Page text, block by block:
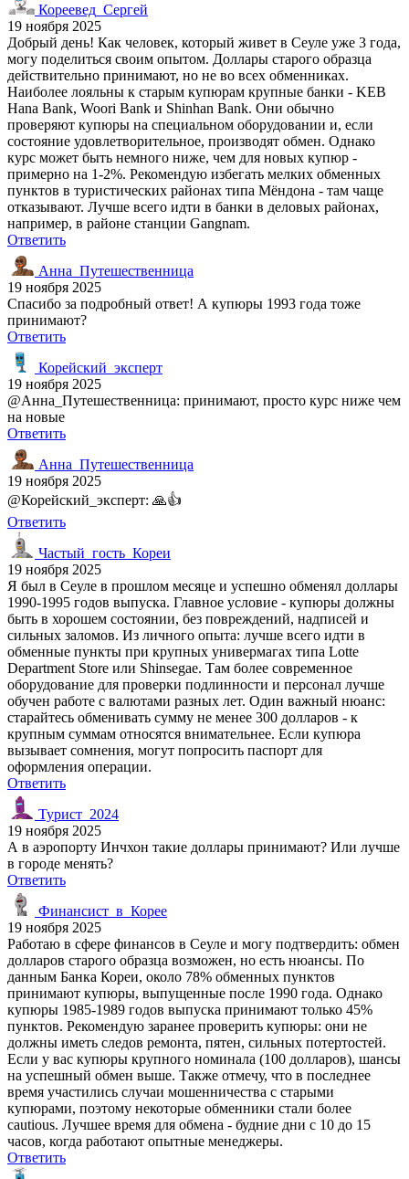
Кореевед_Сергей
19 ноября 2025
Добрый день! Как человек, который живет в Сеуле уже 3 года,
могу поделиться своим опытом. Доллары старого образца
действительно принимают, но не во всех обменниках.
Наиболее лояльны к старым купюрам крупные банки - KEB
Hana Bank, Woori Bank и Shinhan Bank. Они обычно
проверяют купюры на специальном оборудовании и, если
состояние удовлетворительное, производят обмен. Однако
курс может быть немного ниже, чем для новых купюр -
примерно на 1-2%. Рекомендую избегать мелких обменных
пунктов в туристических районах типа Мёндона - там чаще
отказывают. Лучше всего идти в банки в деловых районах,
например, в районе станции Gangnam.
Ответить
Анна_Путешественница
19 ноября 2025
Спасибо за подробный ответ! А купюры 1993 года тоже
принимают?
Ответить
Корейский_эксперт
19 ноября 2025
@Анна_Путешественница: принимают, просто курс ниже чем
на новые
Ответить
Анна_Путешественница
19 ноября 2025
@Корейский_эксперт: 🙏👍
Ответить
Частый_гость_Кореи
19 ноября 2025
Я был в Сеуле в прошлом месяце и успешно обменял доллары
1990-1995 годов выпуска. Главное условие - купюры должны
быть в хорошем состоянии, без повреждений, надписей и
сильных заломов. Из личного опыта: лучше всего идти в
обменные пункты при крупных универмагах типа Lotte
Department Store или Shinsegae. Там более современное
оборудование для проверки подлинности и персонал лучше
обучен работе с валютами разных лет. Один важный нюанс:
старайтесь обменивать сумму не менее 300 долларов - к
крупным суммам относятся внимательнее. Если купюра
вызывает сомнения, могут попросить паспорт для
оформления операции.
Ответить
Турист_2024
19 ноября 2025
А в аэропорту Инчхон такие доллары принимают? Или лучше
в городе менять?
Ответить
Финансист_в_Корее
19 ноября 2025
Работаю в сфере финансов в Сеуле и могу подтвердить: обмен
долларов старого образца возможен, но есть нюансы. По
данным Банка Кореи, около 78% обменных пунктов
принимают купюры, выпущенные после 1990 года. Однако
купюры 1985-1989 годов выпуска принимают только 45%
пунктов. Рекомендую заранее проверить купюры: они не
должны иметь следов ремонта, пятен, сильных потертостей.
Если у вас купюры крупного номинала (100 долларов), шансы
на успешный обмен выше. Также отмечу, что в последнее
время участились случаи мошенничества с старыми
купюрами, поэтому некоторые обменники стали более
cautious. Лучшее время для обмена - будние дни с 10 до 15
часов, когда работают опытные менеджеры.
Ответить